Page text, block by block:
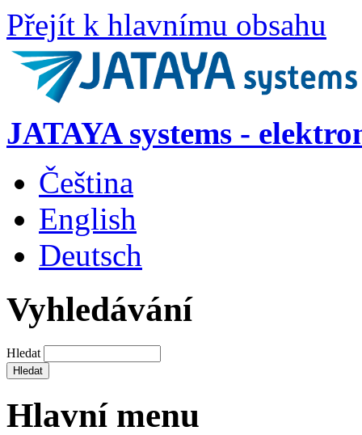
Přejít k hlavnímu obsahu
JATAYA systems -
Čeština
English
Deutsch
Vyhledávání
Hledat
Hlavní menu